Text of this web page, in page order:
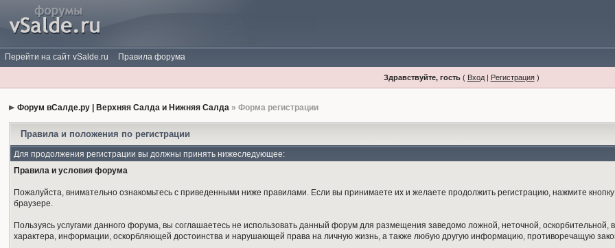
Перейти на сайт vSalde.ru Правила форума
Здравствуйте, гость( Вход| Регистрация)
Форум вСалде.ру | Верхняя Салда и Нижняя Салда » Форма регистрации
Правила и положения по регистрации
Для продолжения регистрации вы должны принять нижеследующее:
Правила и условия форума
Пожалуйста, внимательно ознакомьтесь с приведенными ниже правилами. Если вы принимаете их и желаете продолжить регистрацию, нажмите
браузере.
Пользуясь услугами данного форума, вы соглашаетесь не использовать данный форум для размещения заведомо ложной, неточной,
характера, информации, оскорбляющей достоинства и нарушающей права на личную жизнь, а также любую другую информацию, противоречащую